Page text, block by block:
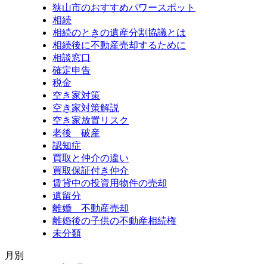
狭山市のおすすめパワースポット
相続
相続のときの遺産分割協議とは
相続後に不動産売却するために
相談窓口
確定申告
税金
空き家対策
空き家対策解説
空き家放置リスク
老後 破産
認知症
買取と仲介の違い
買取保証付き仲介
賃貸中の投資用物件の売却
遺留分
離婚 不動産売却
離婚後の子供の不動産相続権
未分類
月別